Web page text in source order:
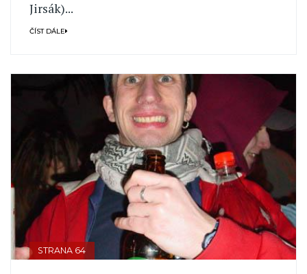
Jirsák)...
ČÍST DÁLE
STRANA 64